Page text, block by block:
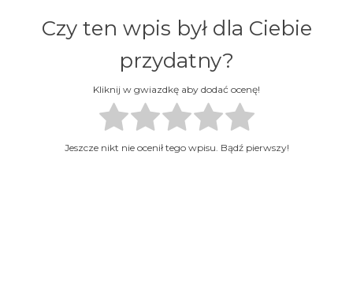
Czy ten wpis był dla Ciebie
przydatny?
Kliknij w gwiazdkę aby dodać ocenę!
Jeszcze nikt nie ocenił tego wpisu. Bądź pierwszy!